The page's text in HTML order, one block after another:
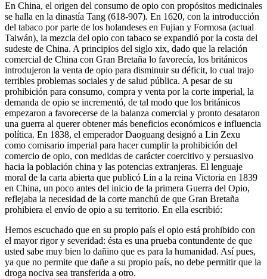
En China, el origen del consumo de opio con propósitos medicinales
se halla en la dinastía Tang (618-907). En 1620, con la introducción
del tabaco por parte de los holandeses en Fujian y Formosa (actual
Taiwán), la mezcla del opio con tabaco se expandió por la costa del
sudeste de China. A principios del siglo xix, dado que la relación
comercial de China con Gran Bretaña lo favorecía, los británicos
introdujeron la venta de opio para disminuir su déficit, lo cual trajo
terribles problemas sociales y de salud pública. A pesar de su
prohibición para consumo, compra y venta por la corte imperial, la
demanda de opio se incrementó, de tal modo que los británicos
empezaron a favorecerse de la balanza comercial y pronto desataron
una guerra al querer obtener más beneficios económicos e influencia
política. En 1838, el emperador Daoguang designó a Lin Zexu
como comisario imperial para hacer cumplir la prohibición del
comercio de opio, con medidas de carácter coercitivo y persuasivo
hacia la población china y las potencias extranjeras. El lenguaje
moral de la carta abierta que publicó Lin a la reina Victoria en 1839
en China, un poco antes del inicio de la primera Guerra del Opio,
reflejaba la necesidad de la corte manchú de que Gran Bretaña
prohibiera el envío de opio a su territorio. En ella escribió:
Hemos escuchado que en su propio país el opio está prohibido con
el mayor rigor y severidad: ésta es una prueba contundente de que
usted sabe muy bien lo dañino que es para la humanidad. Así pues,
ya que no permite que dañe a su propio país, no debe permitir que la
droga nociva sea transferida a otro.